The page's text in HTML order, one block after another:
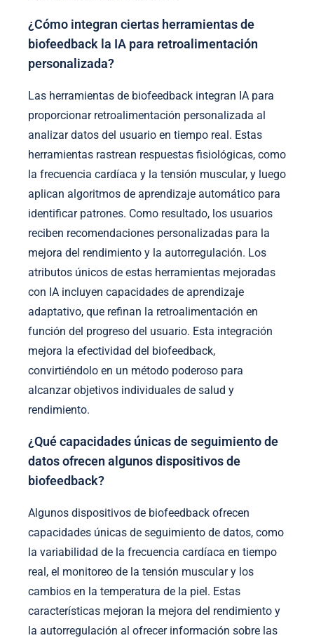
¿Cómo integran ciertas herramientas de
biofeedback la IA para retroalimentación
personalizada?
Las herramientas de biofeedback integran IA para
proporcionar retroalimentación personalizada al
analizar datos del usuario en tiempo real. Estas
herramientas rastrean respuestas fisiológicas, como
la frecuencia cardíaca y la tensión muscular, y luego
aplican algoritmos de aprendizaje automático para
identificar patrones. Como resultado, los usuarios
reciben recomendaciones personalizadas para la
mejora del rendimiento y la autorregulación. Los
atributos únicos de estas herramientas mejoradas
con IA incluyen capacidades de aprendizaje
adaptativo, que refinan la retroalimentación en
función del progreso del usuario. Esta integración
mejora la efectividad del biofeedback,
convirtiéndolo en un método poderoso para
alcanzar objetivos individuales de salud y
rendimiento.
¿Qué capacidades únicas de seguimiento de
datos ofrecen algunos dispositivos de
biofeedback?
Algunos dispositivos de biofeedback ofrecen
capacidades únicas de seguimiento de datos, como
la variabilidad de la frecuencia cardíaca en tiempo
real, el monitoreo de la tensión muscular y los
cambios en la temperatura de la piel. Estas
características mejoran la mejora del rendimiento y
la autorregulación al ofrecer información sobre las